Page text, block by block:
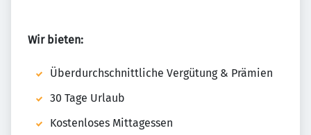
Wir bieten:
Überdurchschnittliche Vergütung & Prämien
30 Tage Urlaub
Kostenloses Mittagessen